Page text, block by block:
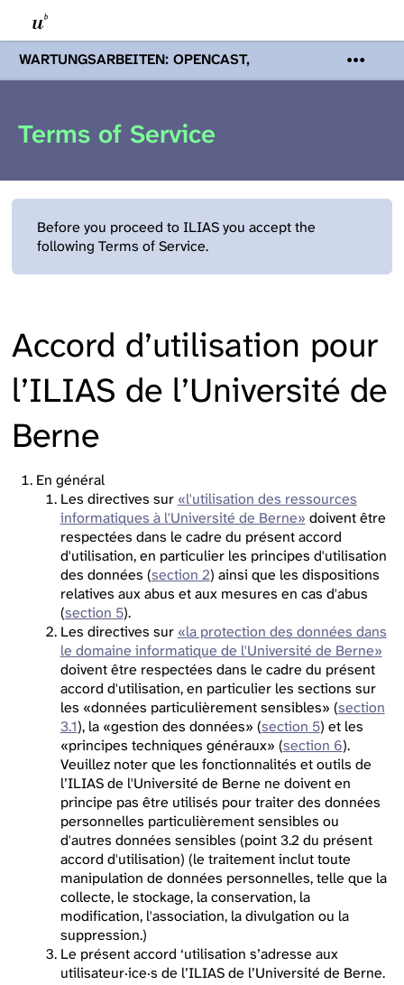
WARTUNGSARBEITEN: OPENCAST,
PODCASTS & TOBIRA
Mi 19. August
Servern werden Ihnen Podcasts,
Terms of Service
Before you proceed to ILIAS you accept the
following Terms of Service.
Accord d’utilisation pour
l’ILIAS de l’Université de
Berne
En général
Les directives sur «l'utilisation des ressources
informatiques à l'Université de Berne» doivent être
respectées dans le cadre du présent accord
d'utilisation, en particulier les principes d'utilisation
des données (section 2) ainsi que les dispositions
relatives aux abus et aux mesures en cas d'abus
(section 5).
Les directives sur «la protection des données dans
le domaine informatique de l'Université de Berne»
doivent être respectées dans le cadre du présent
accord d'utilisation, en particulier les sections sur
les «données particulièrement sensibles» (section
3.1), la «gestion des données» (section 5) et les
«principes techniques généraux» (section 6).
Veuillez noter que les fonctionnalités et outils de
l’ILIAS de l'Université de Berne ne doivent en
principe pas être utilisés pour traiter des données
personnelles particulièrement sensibles ou
d'autres données sensibles (point 3.2 du présent
accord d'utilisation) (le traitement inclut toute
manipulation de données personnelles, telle que la
collecte, le stockage, la conservation, la
modification, l'association, la divulgation ou la
suppression.)
Le présent accord ‘utilisation s’adresse aux
utilisateur·ice·s de l’ILIAS de l’Université de Berne.